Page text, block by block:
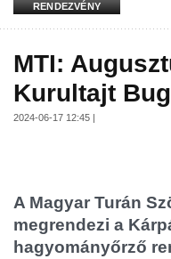
RENDEZVÉNY
MTI:
Kurultajt
2024-06-17 12:45 |
A Magyar Turán
megrendezi a
hagyományőrző